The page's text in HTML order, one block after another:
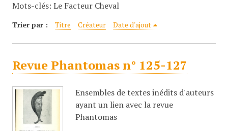
Mots-clés: Le Facteur Cheval
Trier par : Titre Créateur Date d'ajout
Revue Phantomas n° 125-127
Ensembles de textes inédits d'auteurs
ayant un lien avec la revue
Phantomas